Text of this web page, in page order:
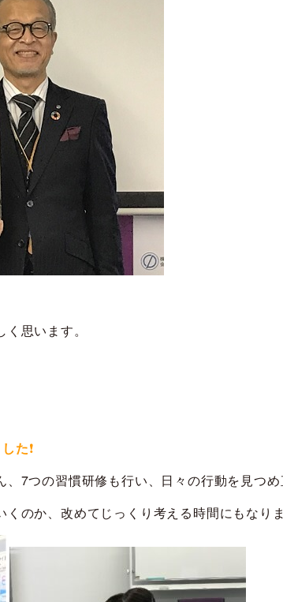
思います。
た❗
7つの習慣研修も行い、日々の行動を見つめ
のか、改めてじっくり考える時間にもなりま